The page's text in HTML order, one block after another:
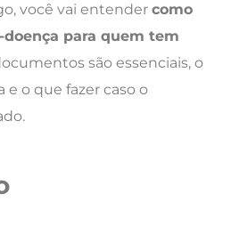
você vai entender como
para quem tem
são essenciais, o
e o que fazer caso o